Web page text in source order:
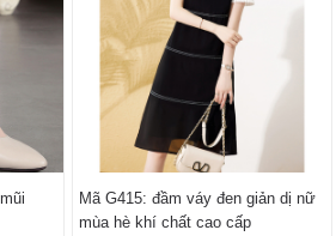
Mã G415: đầm váy đen giản dị nữ
mùa hè khí chất cao cấp